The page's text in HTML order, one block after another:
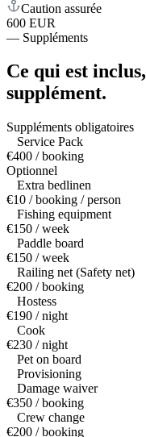
Caution assurée
600 EUR
— Suppléments
Ce qui est inclus,
supplément.
Suppléments obligatoires
Service Pack
€400 / booking
Optionnel
Extra bedlinen
€10 / booking / person
Fishing equipment
€150 / week
Paddle board
€150 / week
Railing net (Safety net)
€200 / booking
Hostess
€190 / night
Cook
€230 / night
Pet on board
Provisioning
Damage waiver
€350 / booking
Crew change
€200 / booking